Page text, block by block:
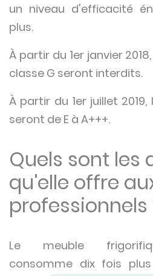
un niveau d'efficacité
plus.
À partir du 1er janvier
classe G seront interdits.
À partir du 1er juillet
seront de E à A+++.
Quels sont les
qu'elle offre
professionnels
Le meuble
consomme dix fois